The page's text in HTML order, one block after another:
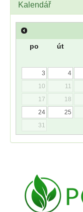
Kalendář
po út
3
4
10
11
17
18
24
25
31